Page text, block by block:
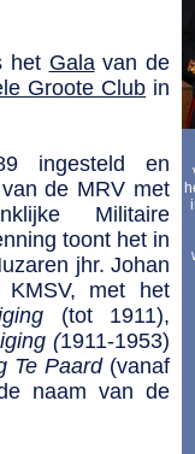
het Galavan de
Groote Club in
ingesteld en
de MRV met
Militaire
toont het in
jhr. Johan
met het
(tot 1911),
(1911-1953)
Te Paard(vanaf
naam van de